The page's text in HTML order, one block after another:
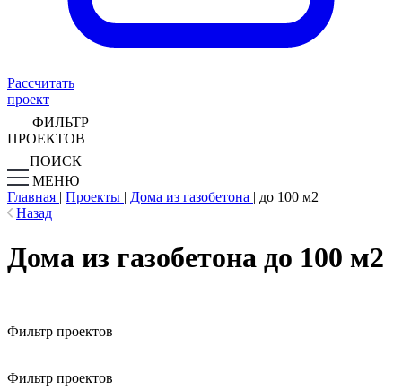
Рассчитать
проект
ФИЛЬТР
ПРОЕКТОВ
ПОИСК
МЕНЮ
Главная | Проекты | Дома из газобетона | до 100 м2
Назад
Дома из газобетона до 100 м2
Фильтр проектов
Фильтр проектов